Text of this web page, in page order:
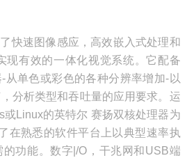
快速图像感应，高效嵌入式处理和
现有效的一体化视觉系统。它配备
从单色或彩色的各种分辨率增加-以
分析类型和吞吐量的应用要求。运
或Linux的英特尔 赛扬双核处理器为
在熟悉的软件平台上以典型速率执
功能。数字|/O，干兆网和USB端